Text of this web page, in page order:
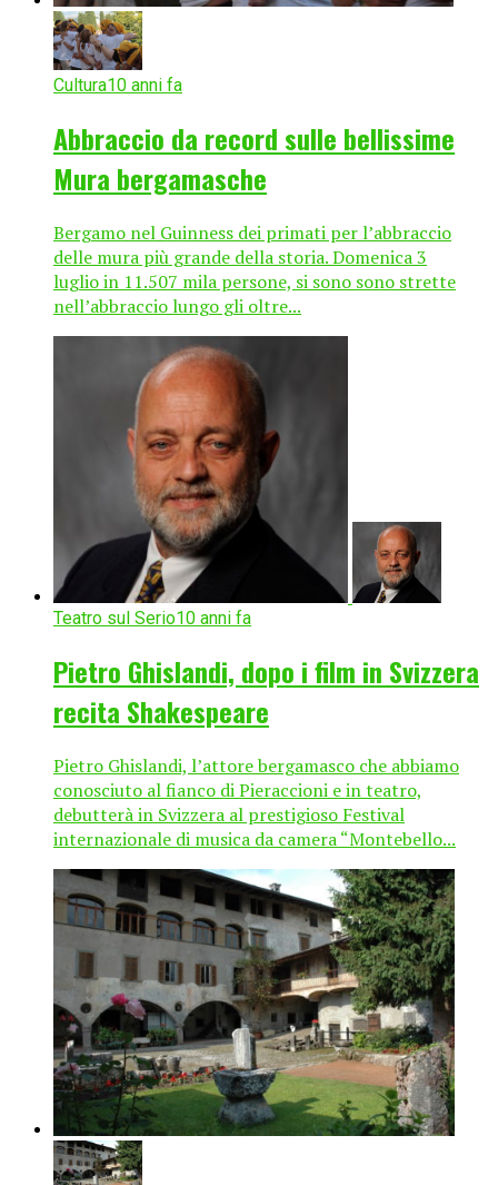
Cultura10 anni fa
Abbraccio da record sulle bellissime
Mura bergamasche
Bergamo nel Guinness dei primati per l’abbraccio
delle mura più grande della storia. Domenica 3
luglio in 11.507 mila persone, si sono sono strette
nell’abbraccio lungo gli oltre...
Teatro sul Serio10 anni fa
Pietro Ghislandi, dopo i film in Svizzera
recita Shakespeare
Pietro Ghislandi, l’attore bergamasco che abbiamo
conosciuto al fianco di Pieraccioni e in teatro,
debutterà in Svizzera al prestigioso Festival
internazionale di musica da camera “Montebello...